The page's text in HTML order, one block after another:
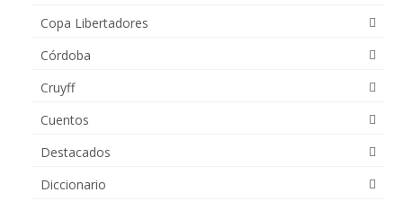
Copa Libertadores
Córdoba
Cruyff
Cuentos
Destacados
Diccionario